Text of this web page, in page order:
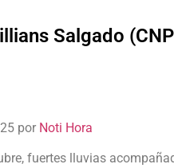
Salgado
por Noti Hora
fuertes lluvias